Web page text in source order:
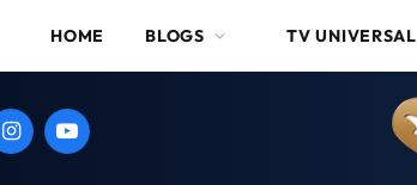
HOME BLOGS TV UNIVERSAL
InstagramYouTube